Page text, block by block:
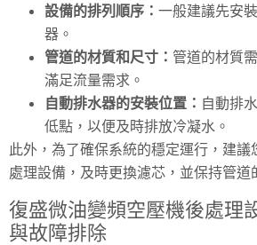
設備的排列順序： 一般建議先安
器。
管道的材質和尺寸： 管道的材質
滿足流量需求。
自動排水器的安裝位置： 自動排
低點，以便及時排放冷凝水。
此外，為了確保系統的穩定運行，建議
處理設備，及時更換濾芯，並保持管道
復盛微油變頻空壓機後處理
與故障排除